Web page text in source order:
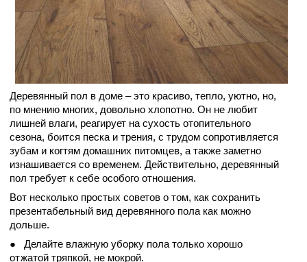
Деревянный пол в доме – это красиво, тепло, уютно, но,
по мнению многих, довольно хлопотно. Он не любит
лишней влаги, реагирует на сухость отопительного
сезона, боится песка и трения, с трудом сопротивляется
зубам и когтям домашних питомцев, а также заметно
изнашивается со временем. Действительно, деревянный
пол требует к себе особого отношения.
Вот несколько простых советов о том, как сохранить
презентабельный вид деревянного пола как можно
дольше.
● Делайте влажную уборку пола только хорошо
отжатой тряпкой, не мокрой.